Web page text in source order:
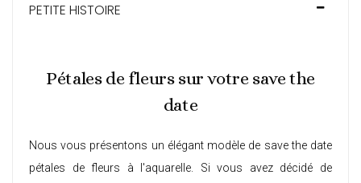
PETITE HISTOIRE
Pétales de fleurs sur votre save the
date
Nous vous présentons un élégant modèle de save the date
pétales de fleurs à l'aquarelle. Si vous avez décidé de